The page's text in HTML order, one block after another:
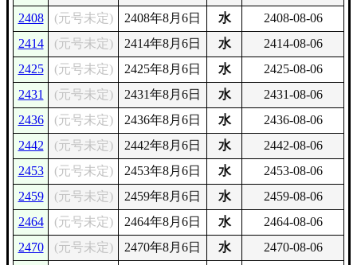
2408
(元号未定) 2408年8月6日 水
2408-08-06
2414
(元号未定) 2414年8月6日 水
2414-08-06
2425
(元号未定) 2425年8月6日 水
2425-08-06
2431
(元号未定) 2431年8月6日 水
2431-08-06
2436
(元号未定) 2436年8月6日 水
2436-08-06
2442
(元号未定) 2442年8月6日 水
2442-08-06
2453
(元号未定) 2453年8月6日 水
2453-08-06
2459
(元号未定) 2459年8月6日 水
2459-08-06
2464
(元号未定) 2464年8月6日 水
2464-08-06
2470
(元号未定) 2470年8月6日 水
2470-08-06